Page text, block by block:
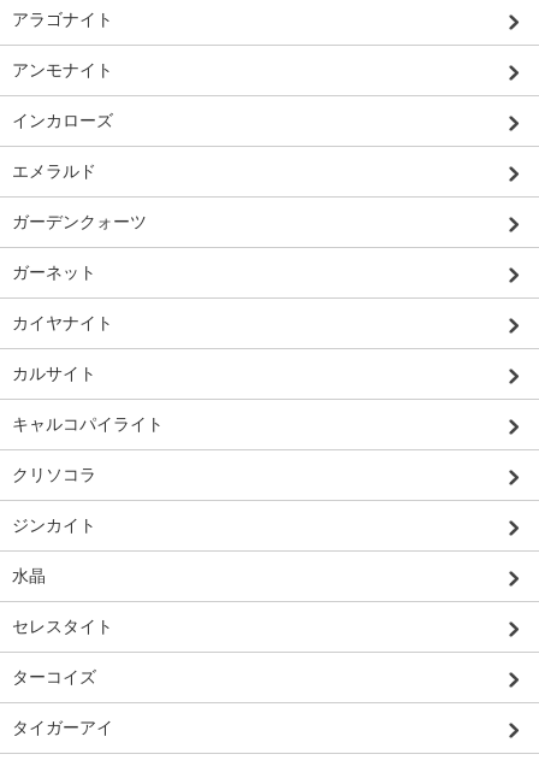
アラゴナイト
アンモナイト
インカローズ
エメラルド
ガーデンクォーツ
ガーネット
カイヤナイト
カルサイト
キャルコパイライト
クリソコラ
ジンカイト
水晶
セレスタイト
ターコイズ
タイガーアイ